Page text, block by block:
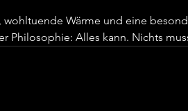
wohltuende Wärme und eine
Philosophie: Alles kann. Nichts